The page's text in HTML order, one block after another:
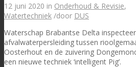
12 juni 2020 in Onderhoud & Revisie,
Watertechniek /door DUS
Waterschap Brabantse Delta
afvalwaterpersleiding tussen
Oosterhout en de zuivering
een nieuwe techniek ‘intelligent Pig’.